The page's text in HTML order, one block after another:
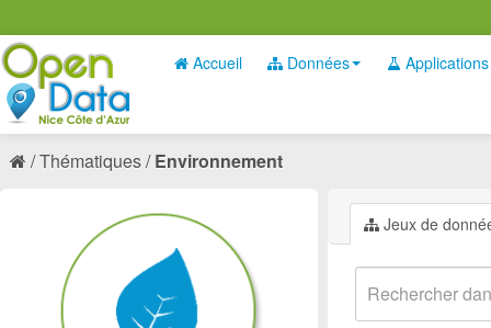
Accueil Données Applications
Thématiques Environnement
Jeux de